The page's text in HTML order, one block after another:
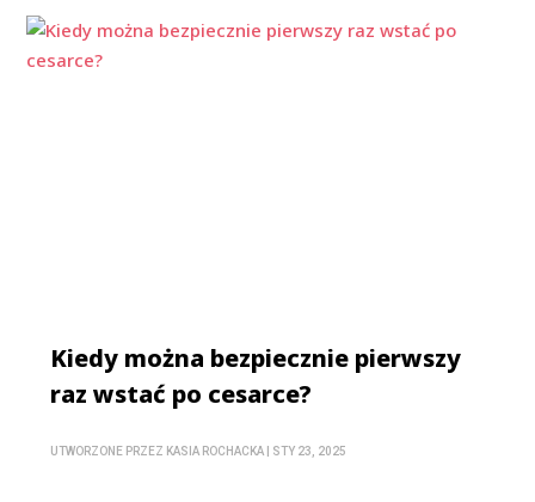
Kiedy można bezpiecznie pierwszy
raz wstać po cesarce?
UTWORZONE PRZEZ KASIA ROCHACKA STY 23, 2025